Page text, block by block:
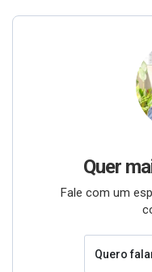
Quer
Fale com um
Quero